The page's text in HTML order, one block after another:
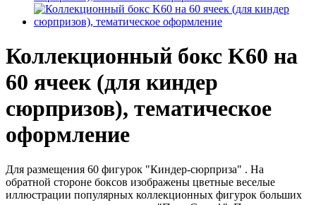
Коллекционный бокс K60 на
60 ячеек (для киндер
сюрпризов), тематическое
оформление
Для размещения 60 фигурок "Киндер-сюрприза" . На
обратной стороне боксов изображены цветные веселые
иллюстрации популярных коллекционных фигурок больших